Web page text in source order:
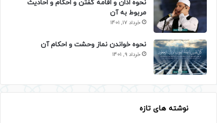
نحوه اذان و اقامه گفتن و احکام و احادیث
مربوط به آن
خرداد 17, 1401
نحوه خواندن نماز وحشت و احکام آن
خرداد 9, 1401
نوشته های تازه